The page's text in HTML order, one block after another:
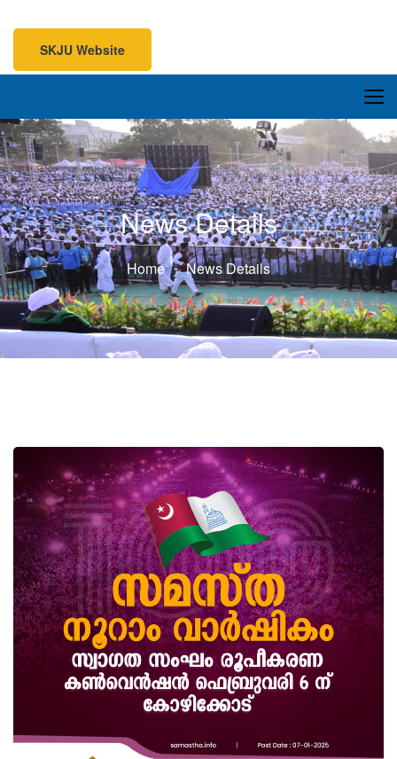
SKJU Website
SKJU Website
News Details
Home News Details